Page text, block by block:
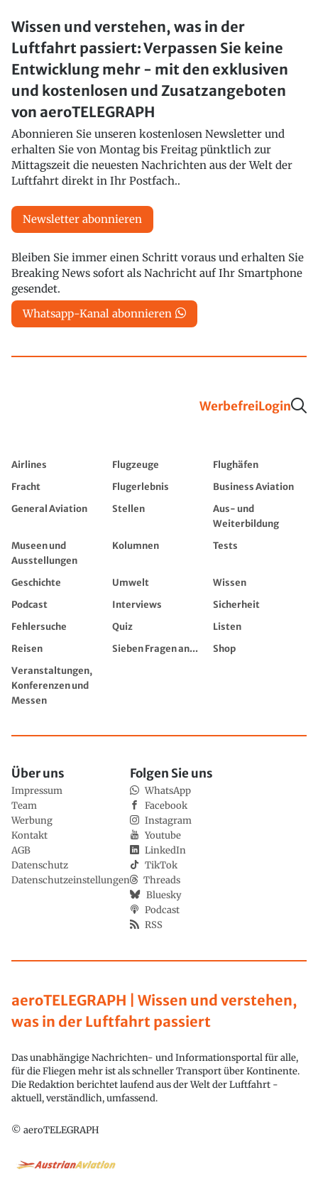
Wissen und verstehen, was in der
Luftfahrt passiert: Verpassen Sie keine
Entwicklung mehr - mit den exklusiven
und kostenlosen und Zusatzangeboten
von aeroTELEGRAPH
Abonnieren Sie unseren kostenlosen Newsletter und
erhalten Sie von Montag bis Freitag pünktlich zur
Mittagszeit die neuesten Nachrichten aus der Welt der
Luftfahrt direkt in Ihr Postfach..
Newsletter abonnieren
Bleiben Sie immer einen Schritt voraus und erhalten Sie
Breaking News sofort als Nachricht auf Ihr Smartphone
gesendet.
Whatsapp-Kanal abonnieren
WerbefreiLogin
Airlines Flugzeuge
Flughäfen
Fracht
Flugerlebnis
Business Aviation
General Aviation
Stellen
Aus- und
Weiterbildung
Museen und
Ausstellungen
Kolumnen Tests
Geschichte Umwelt
Wissen
Podcast
Interviews
Sicherheit
Fehlersuche
Quiz
Listen
Reisen
Sieben Fragen an...
Shop
Veranstaltungen,
Konferenzen und
Messen
aeroTELEGRAPH | Wissen und verstehen,
was in der Luftfahrt passiert
Das unabhängige Nachrichten- und Informationsportal für alle,
für die Fliegen mehr ist als schneller Transport über Kontinente.
Die Redaktion berichtet laufend aus der Welt der Luftfahrt -
aktuell, verständlich, umfassend.
© aeroTELEGRAPH
Über uns
Impressum
Team
Werbung
Kontakt
AGB
Datenschutz
Datenschutzeinstellungen
Folgen Sie uns
WhatsApp
Facebook
Instagram
Youtube
LinkedIn
TikTok
Threads
Bluesky
Podcast
RSS